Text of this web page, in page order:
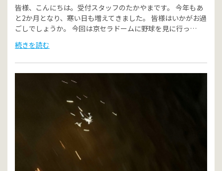
皆様、こんにちは。受付スタッフのたかやまです。 今年もあ
と2か月となり、寒い日も増えてきました。 皆様はいかがお過
ごしでしょうか。 今回は京セラドームに野球を見に行っ…
続きを読む